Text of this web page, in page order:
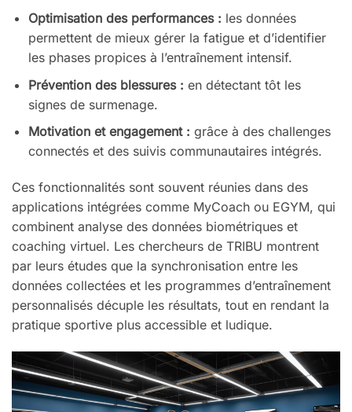
Optimisation des performances : les données
permettent de mieux gérer la fatigue et d’identifier
les phases propices à l’entraînement intensif.
Prévention des blessures : en détectant tôt les
signes de surmenage.
Motivation et engagement : grâce à des challenges
connectés et des suivis communautaires intégrés.
Ces fonctionnalités sont souvent réunies dans des
applications intégrées comme MyCoach ou EGYM, qui
combinent analyse des données biométriques et
coaching virtuel. Les chercheurs de TRIBU montrent
par leurs études que la synchronisation entre les
données collectées et les programmes d’entraînement
personnalisés décuple les résultats, tout en rendant la
pratique sportive plus accessible et ludique.